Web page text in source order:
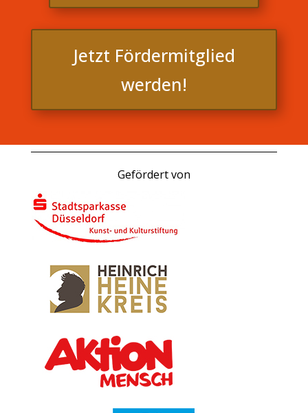
Jetzt Fördermitglied
werden!
Gefördert von